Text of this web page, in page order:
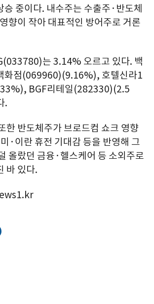
승 중이다. 내수주는 수출주·반도체
향이 작아 대표적인 방어주로 거론
는 3.14% 오르고 있다. 백
화점(069960)(9.16%), 호텔신라1
BGF리테일(282330)(2.5
.
한 반도체주가 브로드컴 쇼크 영향
·이란 휴전 기대감 등을 반영해 그
올랐던 금융·헬스케어 등 소외주로
바 있다.